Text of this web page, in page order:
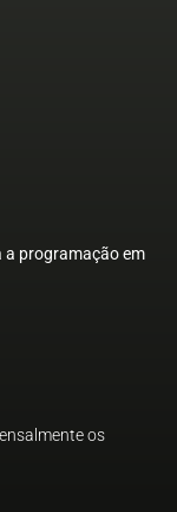
a programação em
os